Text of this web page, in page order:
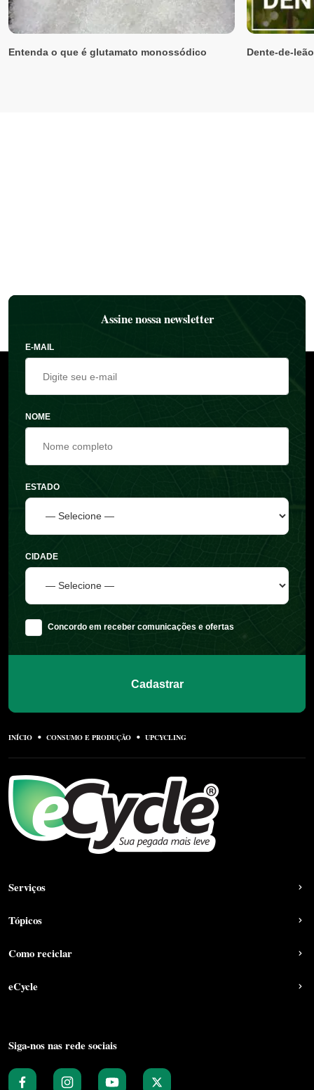
Entenda o que é glutamato monossódico Dente-de-
Assine nossa newsletter
E-MAIL
NOME
ESTADO
CIDADE
Concordo em receber comunicações e ofertas
Cadastrar
INÍCIO CONSUMO E PRODUÇÃO UPCYCLING
Serviços
Tópicos
Como reciclar
eCycle
Siga-nos nas rede sociais